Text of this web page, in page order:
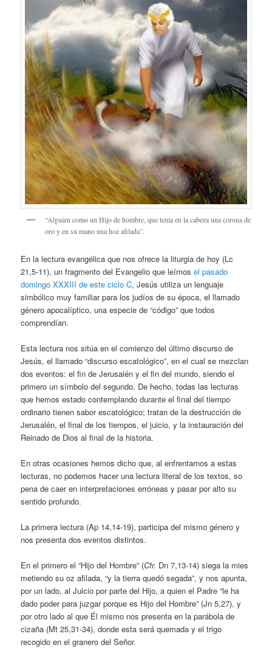
“Alguien como un Hijo de hombre, que tenía en la cabeza una corona de
oro y en su mano una hoz afilada”.
En la lectura evangélica que nos ofrece la liturgia de hoy (Lc
21,5-11), un fragmento del Evangelio que leímosel pasado
domingo XXXIII de este ciclo C, Jesús utiliza un lenguaje
simbólico muy familiar para los judíos de su época, el llamado
género apocalíptico, una especie de “código” que todos
comprendían.
Esta lectura nos sitúa en el comienzo del último discurso de
Jesús, el llamado “discurso escatológico”, en el cual se mezclan
dos eventos: el fin de Jerusalén y el fin del mundo, siendo el
primero un símbolo del segundo. De hecho, todas las lecturas
que hemos estado contemplando durante el final del tiempo
ordinario tienen sabor escatológico; tratan de la destrucción de
Jerusalén, el final de los tiempos, el juicio, y la instauración del
Reinado de Dios al final de la historia.
En otras ocasiones hemos dicho que, al enfrentarnos a estas
lecturas, no podemos hacer una lectura literal de los textos, so
pena de caer en interpretaciones erróneas y pasar por alto su
sentido profundo.
La primera lectura (Ap 14,14-19), participa del mismo género y
nos presenta dos eventos distintos.
En el primero el “Hijo del Hombre” (Cfr. Dn 7,13-14) siega la mies
metiendo su oz afilada, “y la tierra quedó segada”, y nos apunta,
por un lado, al Juicio por parte del Hijo, a quien el Padre “le ha
dado poder para juzgar porque es Hijo del Hombre” (Jn 5,27), y
por otro lado al que Él mismo nos presenta en la parábola de
cizaña (Mt 25,31-34), donde esta será quemada y el trigo
recogido en el granero del Señor.